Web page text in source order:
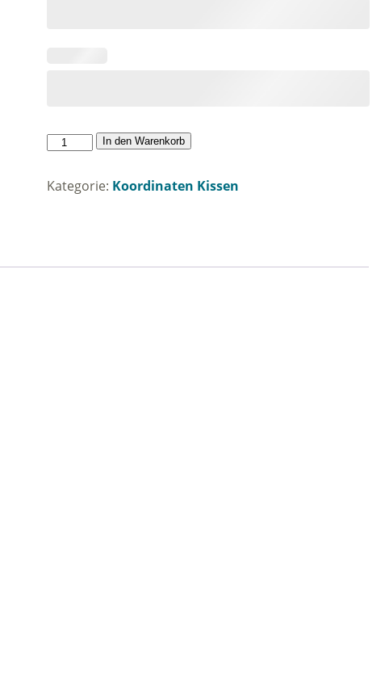
KoordinatenIn den Warenkorb
Kategorie: Koordinaten Kissen